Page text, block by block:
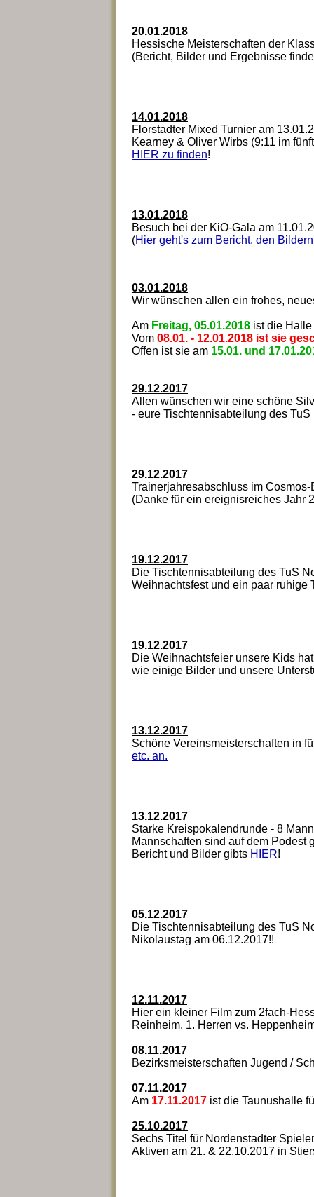
20.01.2018
Hessische Meisterschaften der
(Bericht, Bilder und Ergebnisse
14.01.2018
Florstadter Mixed Turnier am
Kearney & Oliver Wirbs (9:11 im
HIER zu finden!
13.01.2018
Besuch bei der KiO-Gala am
(Hier geht's zum Bericht, den
03.01.2018
Wir wünschen allen ein frohes,
Am Freitag, 05.01.2018 ist die Halle
Vom 08.01. - 12.01.2018 ist sie
Offen ist sie am 15.01. und
29.12.2017
Allen wünschen wir eine schöne
- eure Tischtennisabteilung des TuS
29.12.2017
Trainerjahresabschluss im
(Danke für ein ereignisreiches Jahr
19.12.2017
Die Tischtennisabteilung des TuS
Weihnachtsfest und ein paar ruhige
19.12.2017
Die Weihnachtsfeier unsere Kids
wie einige Bilder und unsere
13.12.2017
Schöne Vereinsmeisterschaften in
etc. an.
13.12.2017
Starke Kreispokalendrunde - 8
Mannschaften sind auf dem Podest
Bericht und Bilder gibts HIER!
05.12.2017
Die Tischtennisabteilung des TuS
Nikolaustag am 06.12.2017!!
12.11.2017
Hier ein kleiner Film zum 2fach-
Reinheim, 1. Herren vs.
08.11.2017
Bezirksmeisterschaften Jugend /
07.11.2017
Am 17.11.2017 ist die Taunushalle
25.10.2017
Sechs Titel für Nordenstadter
Aktiven am 21. & 22.10.2017 in